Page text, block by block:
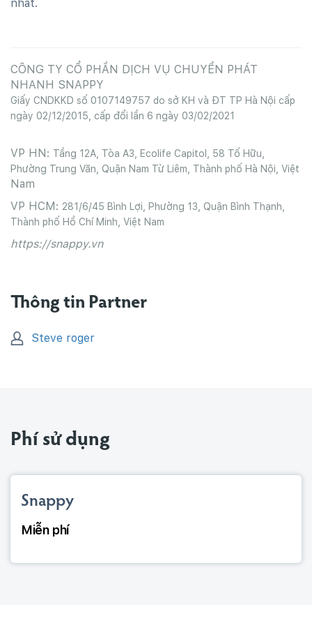
nhất.
CÔNG TY CỔ PHẦN DỊCH VỤ CHUYỂN PHÁT
NHANH SNAPPY
Giấy CNDKKD số 0107149757 do sở KH và ĐT TP Hà Nội cấp
ngày 02/12/2015, cấp đổi lần 6 ngày 03/02/2021
VP HN: Tầng 12A, Tòa A3, Ecolife Capitol, 58 Tố Hữu,
Phường Trung Văn, Quận Nam Từ Liêm, Thành phố Hà Nội, Việt
Nam
VP HCM: 281/6/45 Bình Lợi, Phường 13, Quận Bình Thạnh,
Thành phố Hồ Chí Minh, Việt Nam
https://snappy.vn
Thông tin Partner
Steve roger
Phí sử dụng
Snappy
Miễn phí